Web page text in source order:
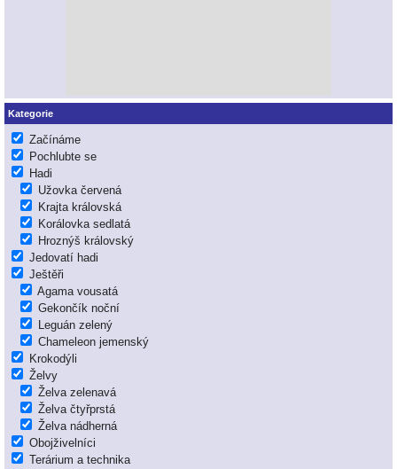
Kategorie
Začínáme
Pochlubte se
Hadi
Užovka červená
Krajta královská
Korálovka sedlatá
Hroznýš královský
Jedovatí hadi
Ještěři
Agama vousatá
Gekončík noční
Leguán zelený
Chameleon jemenský
Krokodýli
Želvy
Želva zelenavá
Želva čtyřprstá
Želva nádherná
Obojživelníci
Terárium a technika